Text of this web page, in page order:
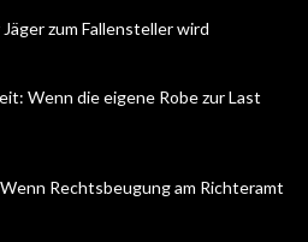
zum Fallensteller wird
Wenn die eigene Robe zur Last
Rechtsbeugung am Richteramt